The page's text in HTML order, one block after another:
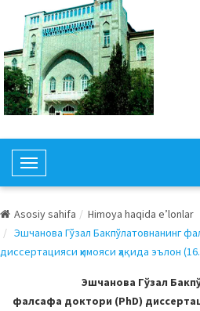
T
o
g
e
a
Asosiy sahifa
Himoya haqida e’lonlar
Эшчанова Гўзал Бакпўлатовнанинг
диссертацияси ҳимояси ҳақида эълон
Эшчанова Гўзал
фалсафа доктори (PhD)